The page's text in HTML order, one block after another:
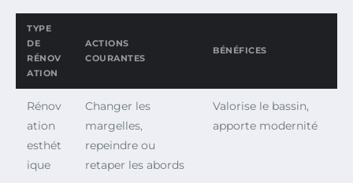
TYPE
DE
RÉNOV
ATION
ACTIONS
COURANTES
BÉNÉFICES
Rénov
ation
esthét
ique
Changer les
margelles,
repeindre ou
retaper les abords
Valorise le bassin,
apporte modernité